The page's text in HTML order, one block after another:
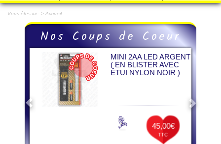
Vous êtes ici : > Accueil
Nos Coups de Coeur
MINI 2AA LED ARGENT
( EN BLISTER AVEC
ÉTUI NYLON NOIR )
45,00€
TTC
Previous Next